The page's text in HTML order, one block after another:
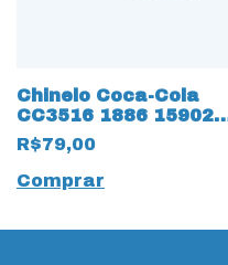
Chinelo Coca-Cola
CC3516 1886 15902
Preto
R$79,00
Comprar